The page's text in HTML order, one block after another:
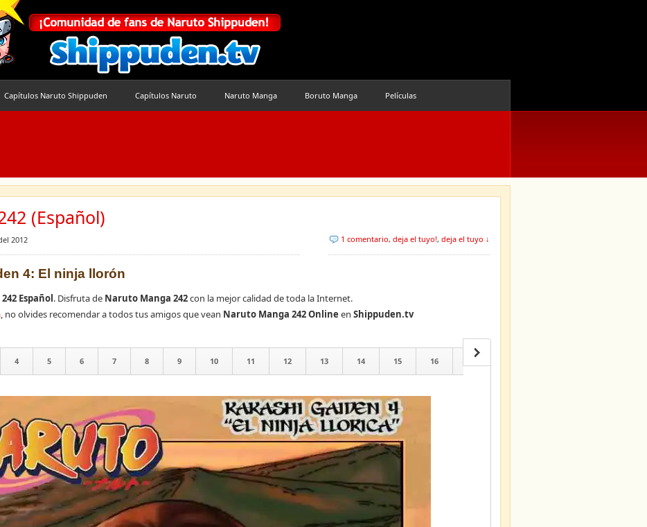
Capítulos Naruto Shippuden Capítulos Naruto Naruto Manga Boruto Manga Películas
(Español)
2012 1 comentario, deja el tuyo!, deja el tuyo ↓
4: El ninja llorón
Español. Disfruta de Naruto Manga 242con la mejor calidad de toda la Internet.
, no olvides recomendar a todos tus amigos que vean Naruto Manga 242 Online en Shippuden.tv
4 5 6 7 8 9 10 11 12 13 14 15 16